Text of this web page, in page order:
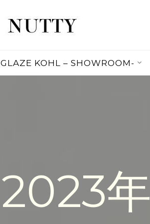
NUTTY
OFFICIAL
GLAZE KOHL – SHOWROOM-
2023年